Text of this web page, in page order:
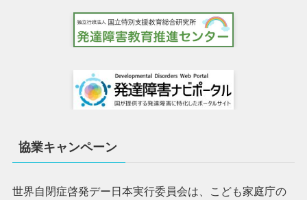
協業キャンペーン
世界自閉症啓発デー日本実行委員会は、こども家庭庁の